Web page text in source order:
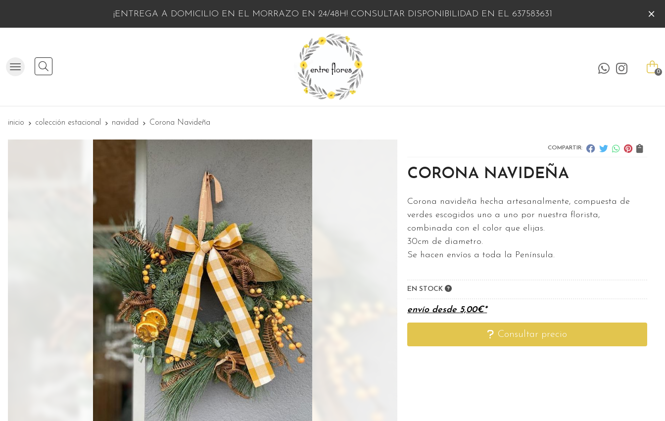
¡ENTREGA A DOMICILIO EN EL MORRAZO EN 24/48H! CONSULTAR DISPONIBILIDAD EN EL 637583631
Buscar 0
inicio colección estacional navidad Corona Navideña
COMPARTIR:
CORONA NAVIDEÑA
Corona navideña hecha artesanalmente, compuesta de
verdes escogidos uno a uno por nuestra florista,
combinada con el color que elijas.
30cm de diametro.
Se hacen envíos a toda la Península.
EN STOCK
envío desde 5,00€*
Consultar precio